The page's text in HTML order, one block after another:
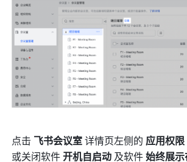
点击 飞书会议室 详情页左侧的 应用权限
或关闭软件 开机自启动 及软件 始终展